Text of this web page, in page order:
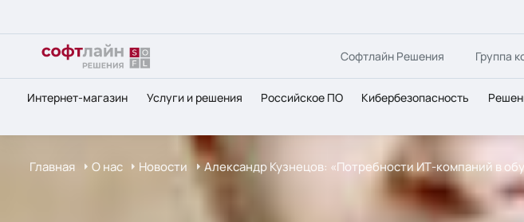
Софтлайн Решения Группа
Интернет-магазин Услуги и решения Российское ПО Кибербезопасность
Главная О нас Новости Александр Кузнецов: «Потребности ИТ-компаний в